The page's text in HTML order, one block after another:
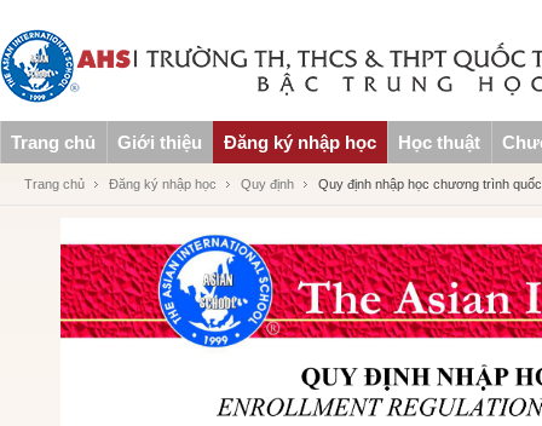
Trang chủ Giới thiệu Đăng ký nhập học Học thuật
Trang chủ Đăng ký nhập học Quy định Quy định nhập học chương trình